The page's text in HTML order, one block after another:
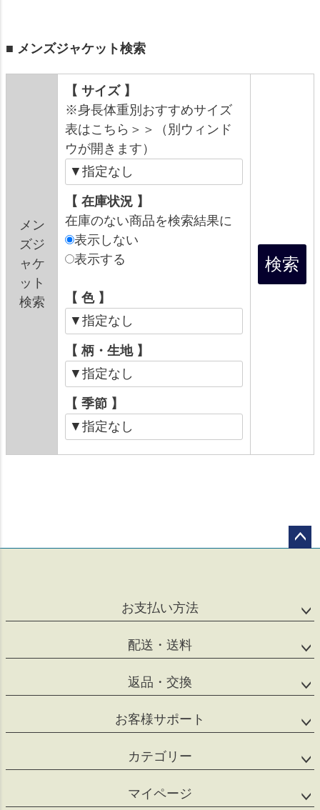
■ メンズジャケット検索
メン
ズジ
ャケ
ット
検索
【 サイズ 】
※身長体重別おすすめサイズ
表はこちら＞＞（別ウィンド
ウが開きます）
【 在庫状況 】
在庫のない商品を検索結果に
表示しない
表示する
【 色 】
【 柄・生地 】
【 季節 】
お支払い方法
配送・送料
返品・交換
お客様サポート
カテゴリー
マイページ